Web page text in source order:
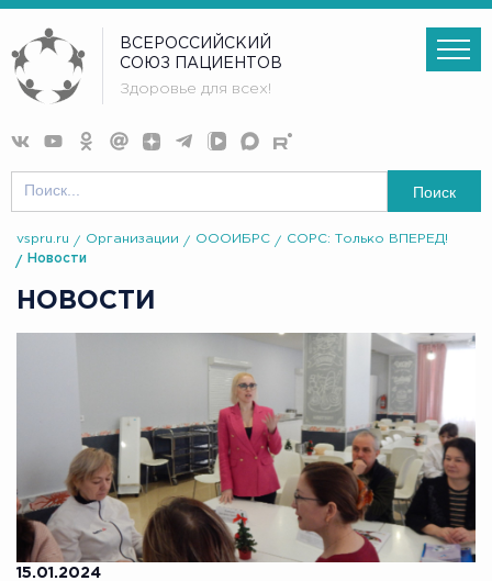
ВСЕРОССИЙСКИЙ
СОЮЗ ПАЦИЕНТОВ
Здоровье для всех!
Поиск
vspru.ru Организации ОООИБРС
СОРС: Только ВПЕРЕД!
Новости
НОВОСТИ
15.01.2024